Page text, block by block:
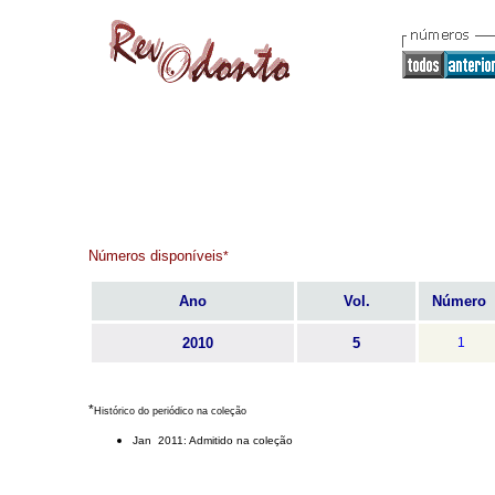
Números disponíveis*
Ano Vol. Número
2010 5 1
*Histórico do periódico na coleção
Jan 2011: Admitido na coleção